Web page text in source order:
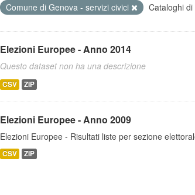
Comune di Genova - servizi civici
Cataloghi di
Elezioni Europee - Anno 2014
Questo dataset non ha una descrizione
CSV ZIP
Elezioni Europee - Anno 2009
Elezioni Europee - Risultati liste per sezione
CSV ZIP